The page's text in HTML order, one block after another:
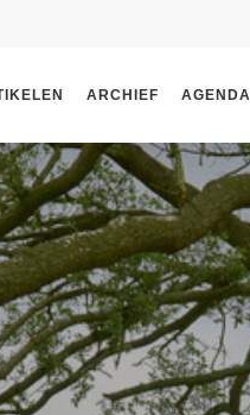
ARCHIEF AGENDA